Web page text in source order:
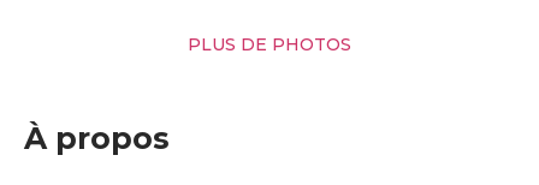
PLUS DE PHOTOS
À propos